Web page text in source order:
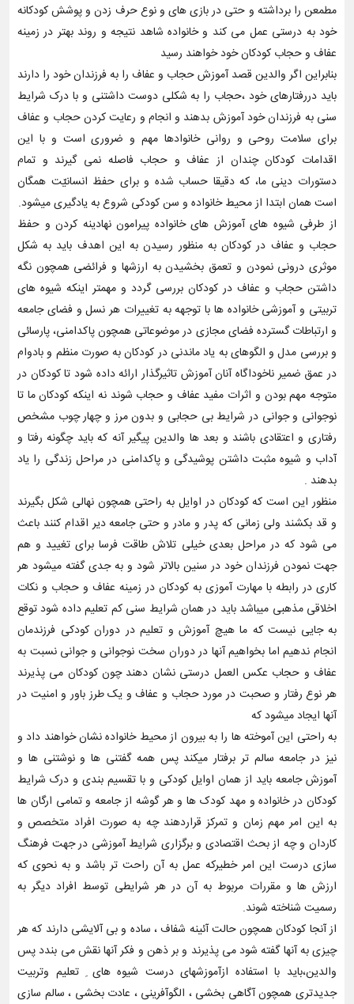
مطمعن را برداشته و حتی در بازی های و نوع حرف زدن و پوشش کودکانه
خود به درستی عمل می کند و خانواده شاهد نتیجه و روند بهتر در زمینه
عفاف و حجاب کودکان خود خواهند رسید
بنابراین اگر والدین قصد آموزش حجاب و عفاف را به فرزندان خود را دارند
باید دررفتارهای خود ،حجاب را به شکلی دوست داشتنی و با درک شرایط
سنی به فرزندان خود آموزش بدهند و انجام و رعایت کردن حجاب و عفاف
برای سلامت روحی و روانی خانوادها مهم و ضروری است و با این
اقدامات کودکان چندان از عفاف و حجاب فاصله نمی گیرند و تمام
دستورات دینی ما، که دقیقا حساب شده و برای حفظ انسانیّت همگان
است همان ابتدا از محیط خانواده و سن کودکی شروع به یادگیری میشود.
از طرفی شیوه های آموزش های خانواده پیرامون نهادینه کردن و حفظ
حجاب و عفاف در کودکان به منظور رسیدن به این اهدف باید به شکل
موثری درونی نمودن و تعمق بخشیدن به ارزشها و فرائضی همچون نگه
داشتن حجاب و عفاف در کودکان بررسی گردد و مهمتر اینکه شیوه های
تربیتی و آموزشی خانواده ها با توجهه به تغییرات هر نسل و فضای جامعه
و ارتباطات گسترده فضای مجازی در موضوعاتی همچون پاکدامنی، پارسائی
و بررسی مدل و الگوهای به یاد ماندنی در کودکان به صورت منظم و بادوام
در عمق ضمیر ناخوداگاه آنان آموزش تاثیرگذار ارائه داده شود تا کودکان در
متوجه مهم بودن و اثرات مفید عفاف و حجاب شوند نه اینکه کودکان ما تا
نوجوانی و جوانی در شرایط بی حجابی و بدون مرز و چهار چوب مشخص
رفتاری و اعتقادی باشند و بعد ها والدین پیگیر آنه که باید چگونه رفتا و
آداب و شیوه مثبت داشتن پوشیدگی و پاکدامنی در مراحل زندگی را یاد
بدهند .
منظور این است که کودکان در اوایل به راحتی همچون نهالی شکل بگیرند
و قد بکشند ولی زمانی که پدر و مادر و حتی جامعه دیر اقدام کنند باعث
می شود که در مراحل بعدی خیلی تلاش طاقت فرسا برای تغیید و هم
جهت نمودن فرزندان خود در سنین بالاتر شود و به جدی گفته میشود هر
کاری در رابطه با مهارت آموزی به کودکان در زمینه عفاف و حجاب و نکات
اخلاقی مذهبی میباشد باید در همان شرایط سنی کم تعلیم داده شود توقع
به جایی نیست که ما هیچ آموزش و تعلیم در دوران کودکی فرزندمان
انجام ندهیم اما بخواهیم آنها در دوران سخت نوجوانی و جوانی نسبت به
عفاف و حجاب عکس العمل درستی نشان دهند چون کودکان می پذیرند
هر نوع رفتار و صحبت در مورد حجاب و عفاف و یک طرز باور و امنیت در
آنها ایجاد میشود که
به راحتی این آموخته ها را به بیرون از محیط خانواده نشان خواهند داد و
نیز در جامعه سالم تر برفتار میکند پس همه گفتنی ها و نوشتنی ها و
آموزش جامعه باید از همان اوایل کودکی و با تقسیم بندی و درک شرایط
کودکان در خانواده و مهد کودک ها و هر گوشه از جامعه و تمامی ارگان ها
به این امر مهم زمان و تمرکز قراردهند چه به صورت افراد متخصص و
کاردان و چه از بحث اقتصادی و برگزاری شرایط آموزشی در جهت فرهنگ
سازی درست این امر خطیرکه عمل به آن راحت تر باشد و به نحوی که
ارزش ها و مقررات مربوط به آن در هر شرایطی توسط افراد دیگر به
رسمیت شناخته شوند.
از آنجا کودکان همچون حالت آئینه شفاف ، ساده و بی آلایشی دارند که هر
چیزی به آنها گفته شود می پذیرند و بر ذهن و فکر آنها نقش می بندد پس
والدین،باید با استفاده ازآموزشهای درست شیوه های ِ تعلیم وتربیت
جدیدتری همچون آگاهی بخشی ، الگوآفرینی ، عادت بخشی ، سالم سازی